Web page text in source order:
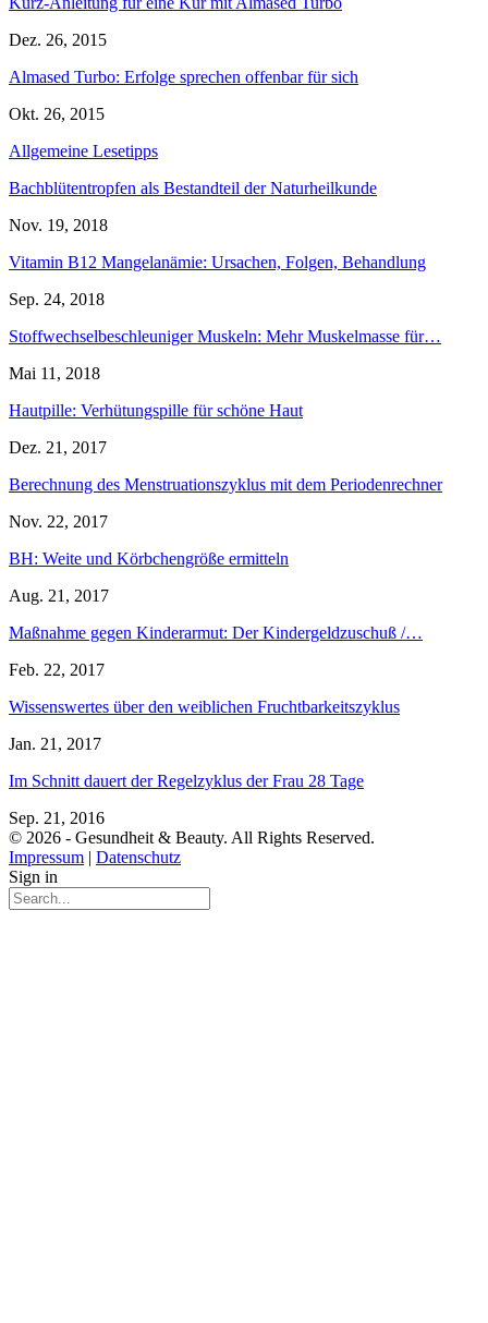
Dez. 26, 2015
Almased Turbo: Erfolge sprechen offenbar für sich
Okt. 26, 2015
Allgemeine Lesetipps
Bachblütentropfen als Bestandteil der Naturheilkunde
Nov. 19, 2018
Vitamin B12 Mangelanämie: Ursachen, Folgen, Behandlung
Sep. 24, 2018
Stoffwechselbeschleuniger Muskeln: Mehr Muskelmasse für…
Mai 11, 2018
Hautpille: Verhütungspille für schöne Haut
Dez. 21, 2017
Berechnung des Menstruationszyklus mit dem Periodenrechner
Nov. 22, 2017
BH: Weite und Körbchengröße ermitteln
Aug. 21, 2017
Maßnahme gegen Kinderarmut: Der Kindergeldzuschuß /…
Feb. 22, 2017
Wissenswertes über den weiblichen Fruchtbarkeitszyklus
Jan. 21, 2017
Im Schnitt dauert der Regelzyklus der Frau 28 Tage
Sep. 21, 2016
© 2026 - Gesundheit & Beauty. All Rights Reserved.
Impressum
Datenschutz
Sign in